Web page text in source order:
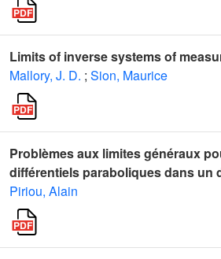
Limits of inverse systems of
Mallory, J. D. ; Sion, Maurice
Problèmes aux limites généraux
différentiels paraboliques dans un
Piriou, Alain